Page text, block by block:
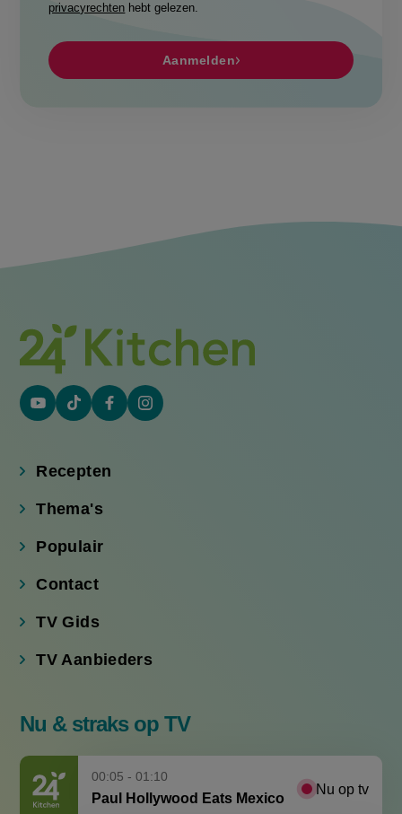
privacyrechten hebt gelezen.
Aanmelden
YouTube
link)
Tiktok
link)
Facebook
link)
Instagram
Recepten
Thema's
Populair
Contact
TV Gids
TV Aanbieders
Nu & straks op TV
00:05 - 01:10
Paul Hollywood Eats Mexico
Nu op tv